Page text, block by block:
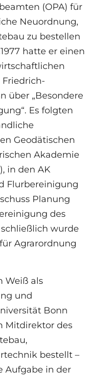
(OPA) für
Neuordnung,
zu bestellen
hatte er einen
über „Besondere
Es folgten
Geodätischen
Akademie
in den AK
Flurbereinigung
Planung
des
wurde
Agrarordnung
Weiß als
und
Bonn
Mitdirektor des
bestellt –
Aufgabe in der